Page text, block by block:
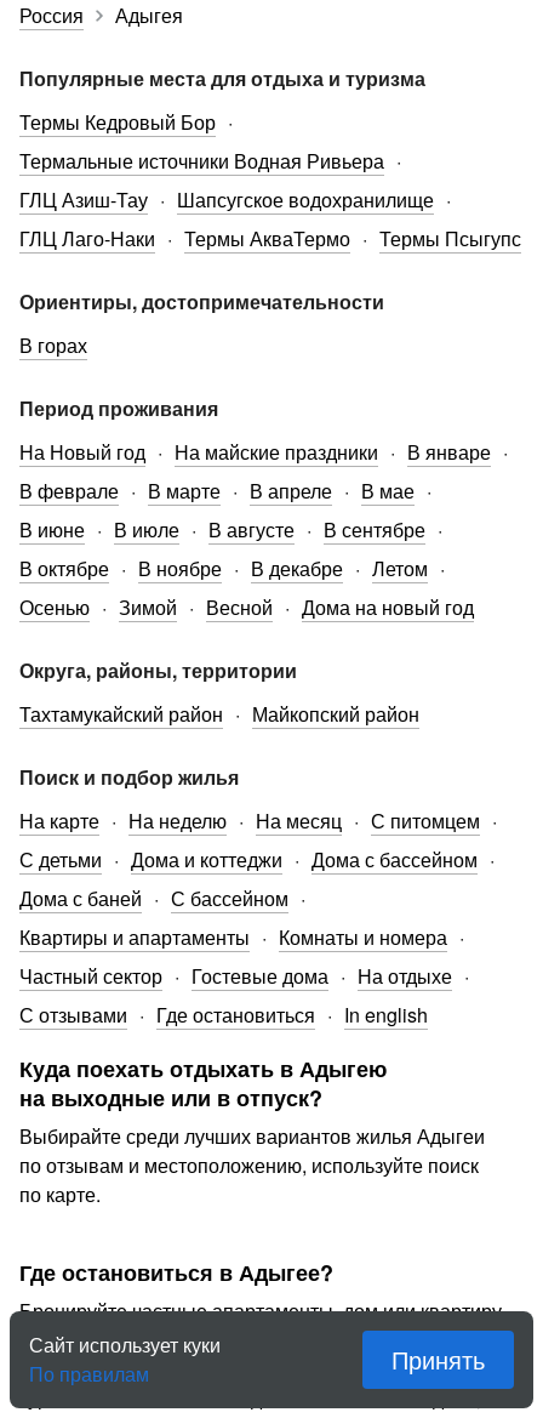
Россия Адыгея
Популярные места для отдыха и туризма
Термы Кедровый Бор
Термальные источники Водная Ривьера
ГЛЦ Азиш-Тау
Шапсугское водохранилище
ГЛЦ Лаго-Наки
Термы АкваТермо Термы Псыгупс
Ориентиры, достопримечательности
В горах
Период проживания
На Новый год
На майские праздники
В январе
В феврале
В марте В апреле
В мае
В июне
В июле В августе
В сентябре
В октябре
В ноябре В декабре
Летом
Осенью
Зимой Весной Дома на новый год
Округа, районы, территории
Тахтамукайский район
Майкопский район
Поиск и подбор жилья
На карте
На неделю На месяц
С питомцем
С детьми
Дома и коттеджи
Дома с бассейном
Дома с баней
С бассейном
Квартиры и апартаменты
Комнаты и номера
Частный сектор
Гостевые дома
На отдыхе
С отзывами
Где остановиться In english
Куда поехать отдыхать в Адыгею
на выходные или в отпуск?
Выбирайте среди лучших вариантов жилья Адыгеи
по отзывам и местоположению, используйте поиск
по карте.
Где остановиться в Адыгее?
Бронируйте частные апартаменты, дом или квартиру
в Адыгее у проверенных хозяев. «Квартирка»
обеспечивает безопасную и надежную аренду
туристического жилья в Адыгее на несколько дней,
Сайт использует куки
По правилам
Принять